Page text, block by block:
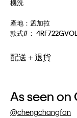
機洗
產地：孟加拉
款式#： 4RF722GVOL
配送＋退貨
As seen on
@chengchangfan